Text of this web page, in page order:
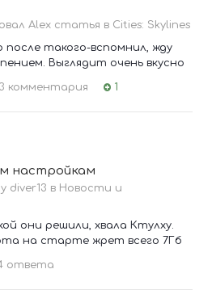
Alex статья в Cities: Skylines
после такого-вспомнил, жду
Выглядит очень вкусно
3 комментария 1
настройкам
diver13 в Новости и
они решили, хвала Ктулху.
на старте жрет всего 7Гб
ответа